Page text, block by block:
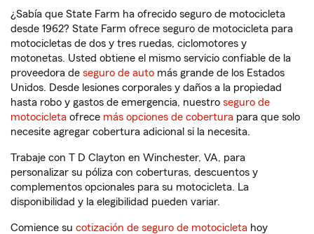
¿Sabía que State Farm ha ofrecido seguro de motocicleta
desde 1962? State Farm ofrece seguro de motocicleta para
motocicletas de dos y tres ruedas, ciclomotores y
motonetas. Usted obtiene el mismo servicio confiable de la
proveedora de seguro de auto más grande de los Estados
Unidos. Desde lesiones corporales y daños a la propiedad
hasta robo y gastos de emergencia, nuestro seguro de
motocicleta ofrece más opciones de cobertura para que solo
necesite agregar cobertura adicional si la necesita.
Trabaje con T D Clayton en Winchester, VA, para
personalizar su póliza con coberturas, descuentos y
complementos opcionales para su motocicleta. La
disponibilidad y la elegibilidad pueden variar.
Comience su cotización de seguro de motocicleta hoy